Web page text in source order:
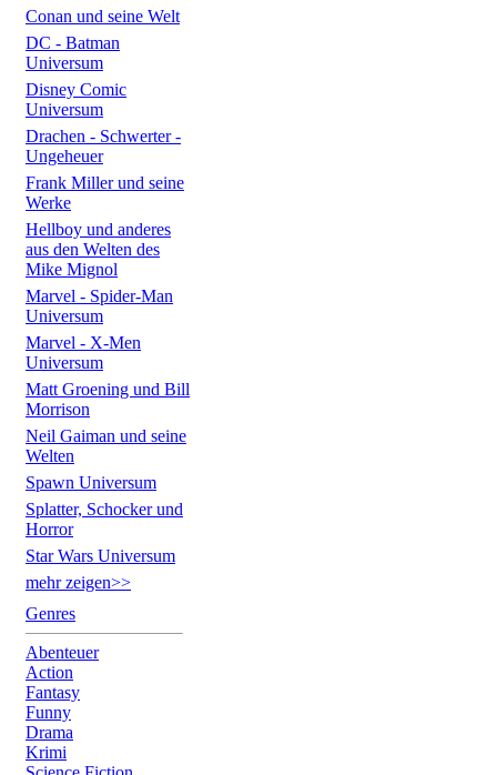
Conan und seine Welt
DC - Batman
Universum
Disney Comic
Universum
Drachen - Schwerter -
Ungeheuer
Frank Miller und seine
Werke
Hellboy und anderes
aus den Welten des
Mike Mignol
Marvel - Spider-Man
Universum
Marvel - X-Men
Universum
Matt Groening und Bill
Morrison
Neil Gaiman und seine
Welten
Spawn Universum
Splatter, Schocker und
Horror
Star Wars Universum
mehr zeigen>>
Genres
Abenteuer
Action
Fantasy
Funny
Drama
Krimi